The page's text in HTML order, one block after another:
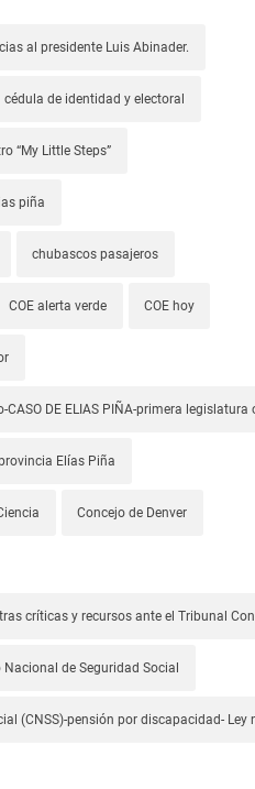
al presidente Luis Abinader.
cédula de identidad y electoral
“My Little Steps”
piña
chubascos pasajeros
COE alerta verde COE hoy
DE ELIAS PIÑA-primera legislatura
Elías Piña
Concejo de Denver
críticas y recursos ante el Tribunal
Nacional de Seguridad Social
(CNSS)-pensión por discapacidad- Ley